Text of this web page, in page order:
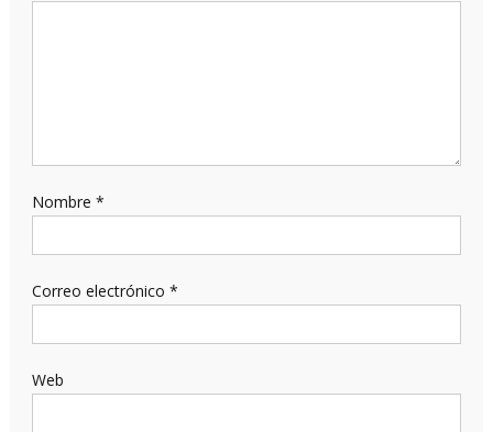
Nombre *
Correo electrónico *
Web